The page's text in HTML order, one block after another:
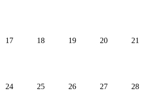
17 18 19 20 21
24 25 26 27 28